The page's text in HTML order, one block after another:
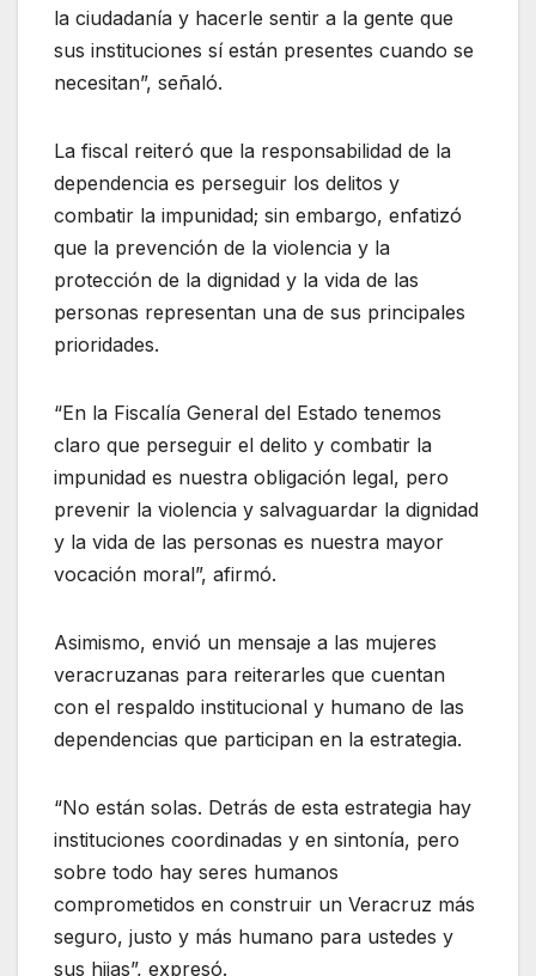
la ciudadanía y hacerle sentir a la gente que
sus instituciones sí están presentes cuando se
necesitan”, señaló.
La fiscal reiteró que la responsabilidad de la
dependencia es perseguir los delitos y
combatir la impunidad; sin embargo, enfatizó
que la prevención de la violencia y la
protección de la dignidad y la vida de las
personas representan una de sus principales
prioridades.
“En la Fiscalía General del Estado tenemos
claro que perseguir el delito y combatir la
impunidad es nuestra obligación legal, pero
prevenir la violencia y salvaguardar la dignidad
y la vida de las personas es nuestra mayor
vocación moral”, afirmó.
Asimismo, envió un mensaje a las mujeres
veracruzanas para reiterarles que cuentan
con el respaldo institucional y humano de las
dependencias que participan en la estrategia.
“No están solas. Detrás de esta estrategia hay
instituciones coordinadas y en sintonía, pero
sobre todo hay seres humanos
comprometidos en construir un Veracruz más
seguro, justo y más humano para ustedes y
sus hijas”, expresó.